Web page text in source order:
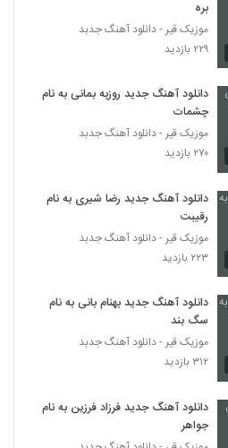
بره
موزیک قیر - دانلود آهنگ جدبد
۲۲۹ بازدید
دانلود آهنگ جدید روزبه بمانی به نام
چشمات
موزیک قیر - دانلود آهنگ جدبد
۲۷۰ بازدید
دانلود آهنگ جدید رضا شیری به نام
رقیبت
موزیک قیر - دانلود آهنگ جدبد
۲۲۳ بازدید
دانلود آهنگ جدید بهنام بانی به نام
سگ بند
موزیک قیر - دانلود آهنگ جدبد
۳۱۲ بازدید
دانلود آهنگ جدید فرزاد فرزین به نام
جواهر